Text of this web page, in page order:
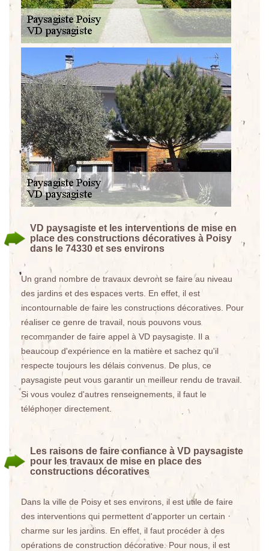
VD paysagiste et les interventions de mise en
place des constructions décoratives à Poisy
dans le 74330 et ses environs
Un grand nombre de travaux devront se faire au niveau
des jardins et des espaces verts. En effet, il est
incontournable de faire les constructions décoratives. Pour
réaliser ce genre de travail, nous pouvons vous
recommander de faire appel à VD paysagiste. Il a
beaucoup d'expérience en la matière et sachez qu'il
respecte toujours les délais convenus. De plus, ce
paysagiste peut vous garantir un meilleur rendu de travail.
Si vous voulez d'autres renseignements, il faut le
téléphoner directement.
Les raisons de faire confiance à VD paysagiste
pour les travaux de mise en place des
constructions décoratives
Dans la ville de Poisy et ses environs, il est utile de faire
des interventions qui permettent d'apporter un certain
charme sur les jardins. En effet, il faut procéder à des
opérations de construction décorative. Pour nous, il est